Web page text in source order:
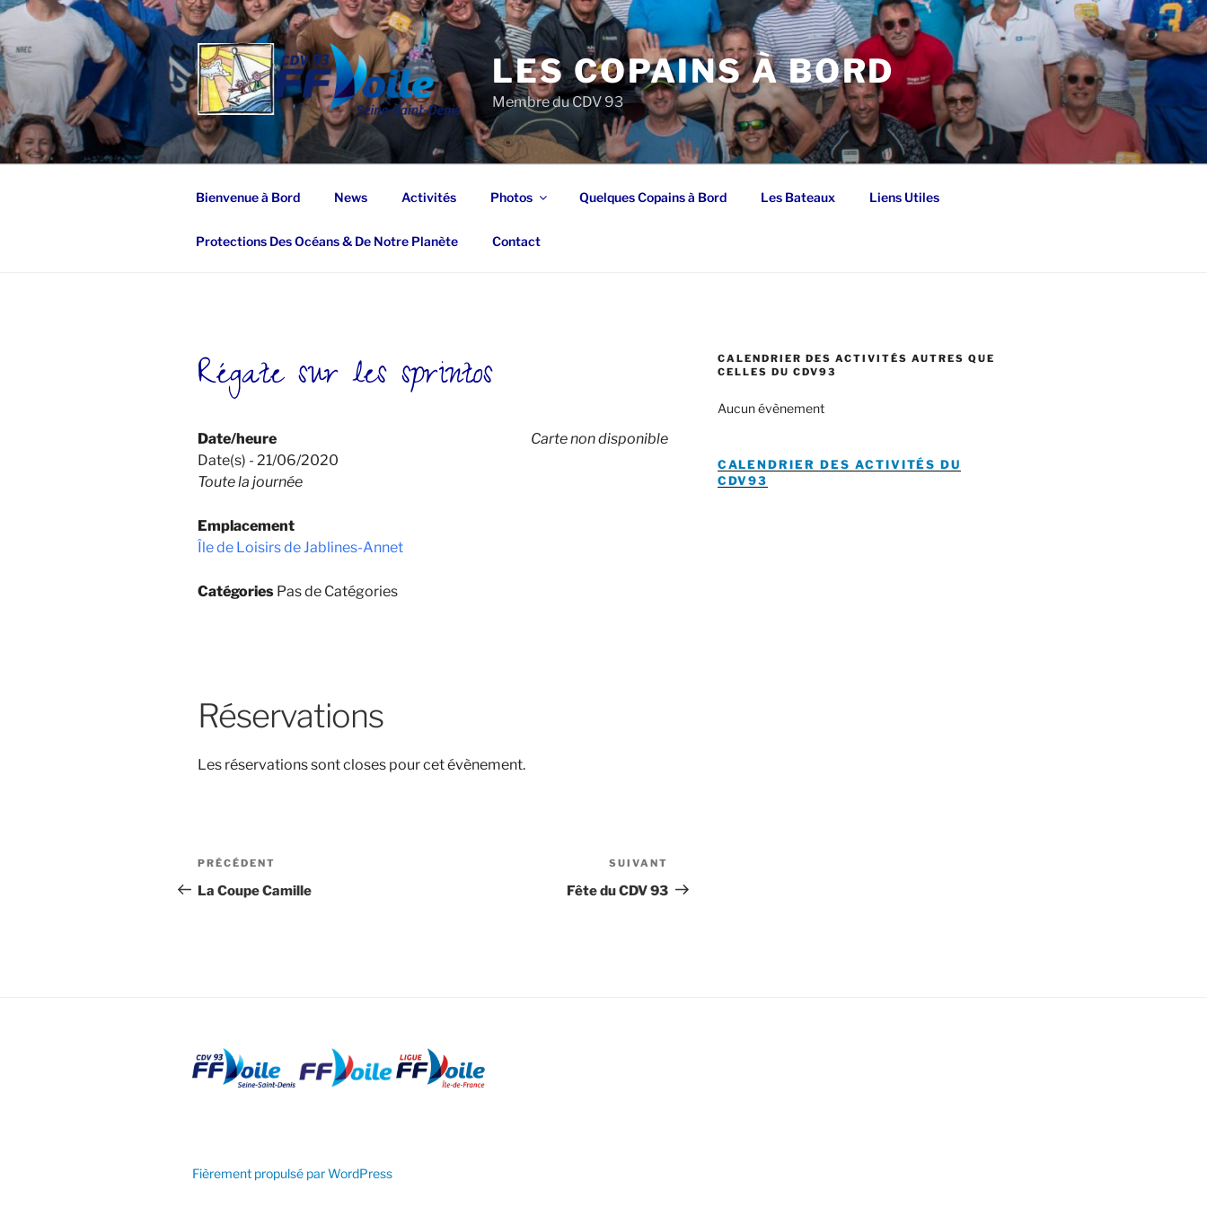
Aller
au
contenu
principal
LES COPAINS À BORD
Membre du CDV 93
Bienvenue à Bord News Activités Photos Quelques Copains à Bord Les Bateaux Liens Utiles
Protections Des Océans & De Notre Planète Contact
Régate sur les sprintos
Carte non disponible
Date/heure
Date(s) - 21/06/2020
Toute la journée
Emplacement
Île de Loisirs de Jablines-Annet
Catégories Pas de Catégories
Réservations
Les réservations sont closes pour cet évènement.
Navigation
de
Article
précédent
PRÉCÉDENT
La Coupe Camille
suivant
SUIVANT
Fête du CDV 93
CALENDRIER DES ACTIVITÉS AUTRES QUE
CELLES DU CDV93
Aucun évènement
CALENDRIER DES ACTIVITÉS DU
CDV93
Fièrement propulsé par WordPress